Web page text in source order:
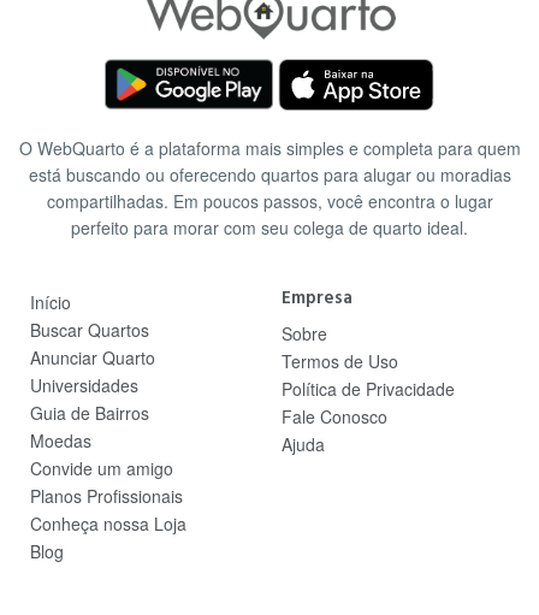
O WebQuarto é a plataforma mais simples e completa para quem
está buscando ou oferecendo quartos para alugar ou moradias
compartilhadas. Em poucos passos, você encontra o lugar
perfeito para morar com seu colega de quarto ideal.
Início
Buscar Quartos
Anunciar Quarto
Universidades
Guia de Bairros
Moedas
Convide um amigo
Planos Profissionais
Conheça nossa Loja
Blog
Empresa
Sobre
Termos de Uso
Política de Privacidade
Fale Conosco
Ajuda